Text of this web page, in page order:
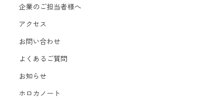
企業のご担当者様へ
アクセス
お問い合わせ
よくあるご質問
お知らせ
ホロカノート